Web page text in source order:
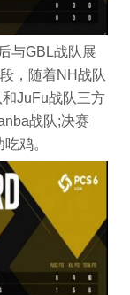
与GBL战队展
，随着NH战队
JuFu战队三方
战队;决赛
鸡。